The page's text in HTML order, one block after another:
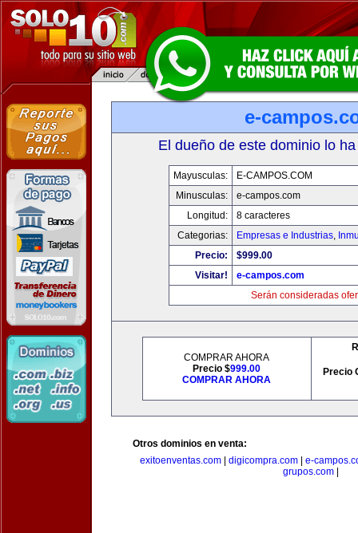
e-
El dueño de este dominio lo
Mayusculas:
E-CAMPOS.COM
Minusculas:
e-campos.com
Longitud:
8 caracteres
Categorias:
Empresas e Industrias,
Precio:
$999.00
Visitar!
e-campos.com
Serán consideradas
COMPRAR AHORA
Precio $999.00
COMPRAR AHORA
Precio
Otros dominios en venta:
exitoenventas.com| digicompra.com| e-
grupos.com